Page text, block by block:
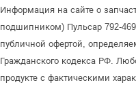
Информация на сайте о
подшипником) Пульсар 792-
публичной офертой,
Гражданского кодекса РФ.
продукте с фактическими